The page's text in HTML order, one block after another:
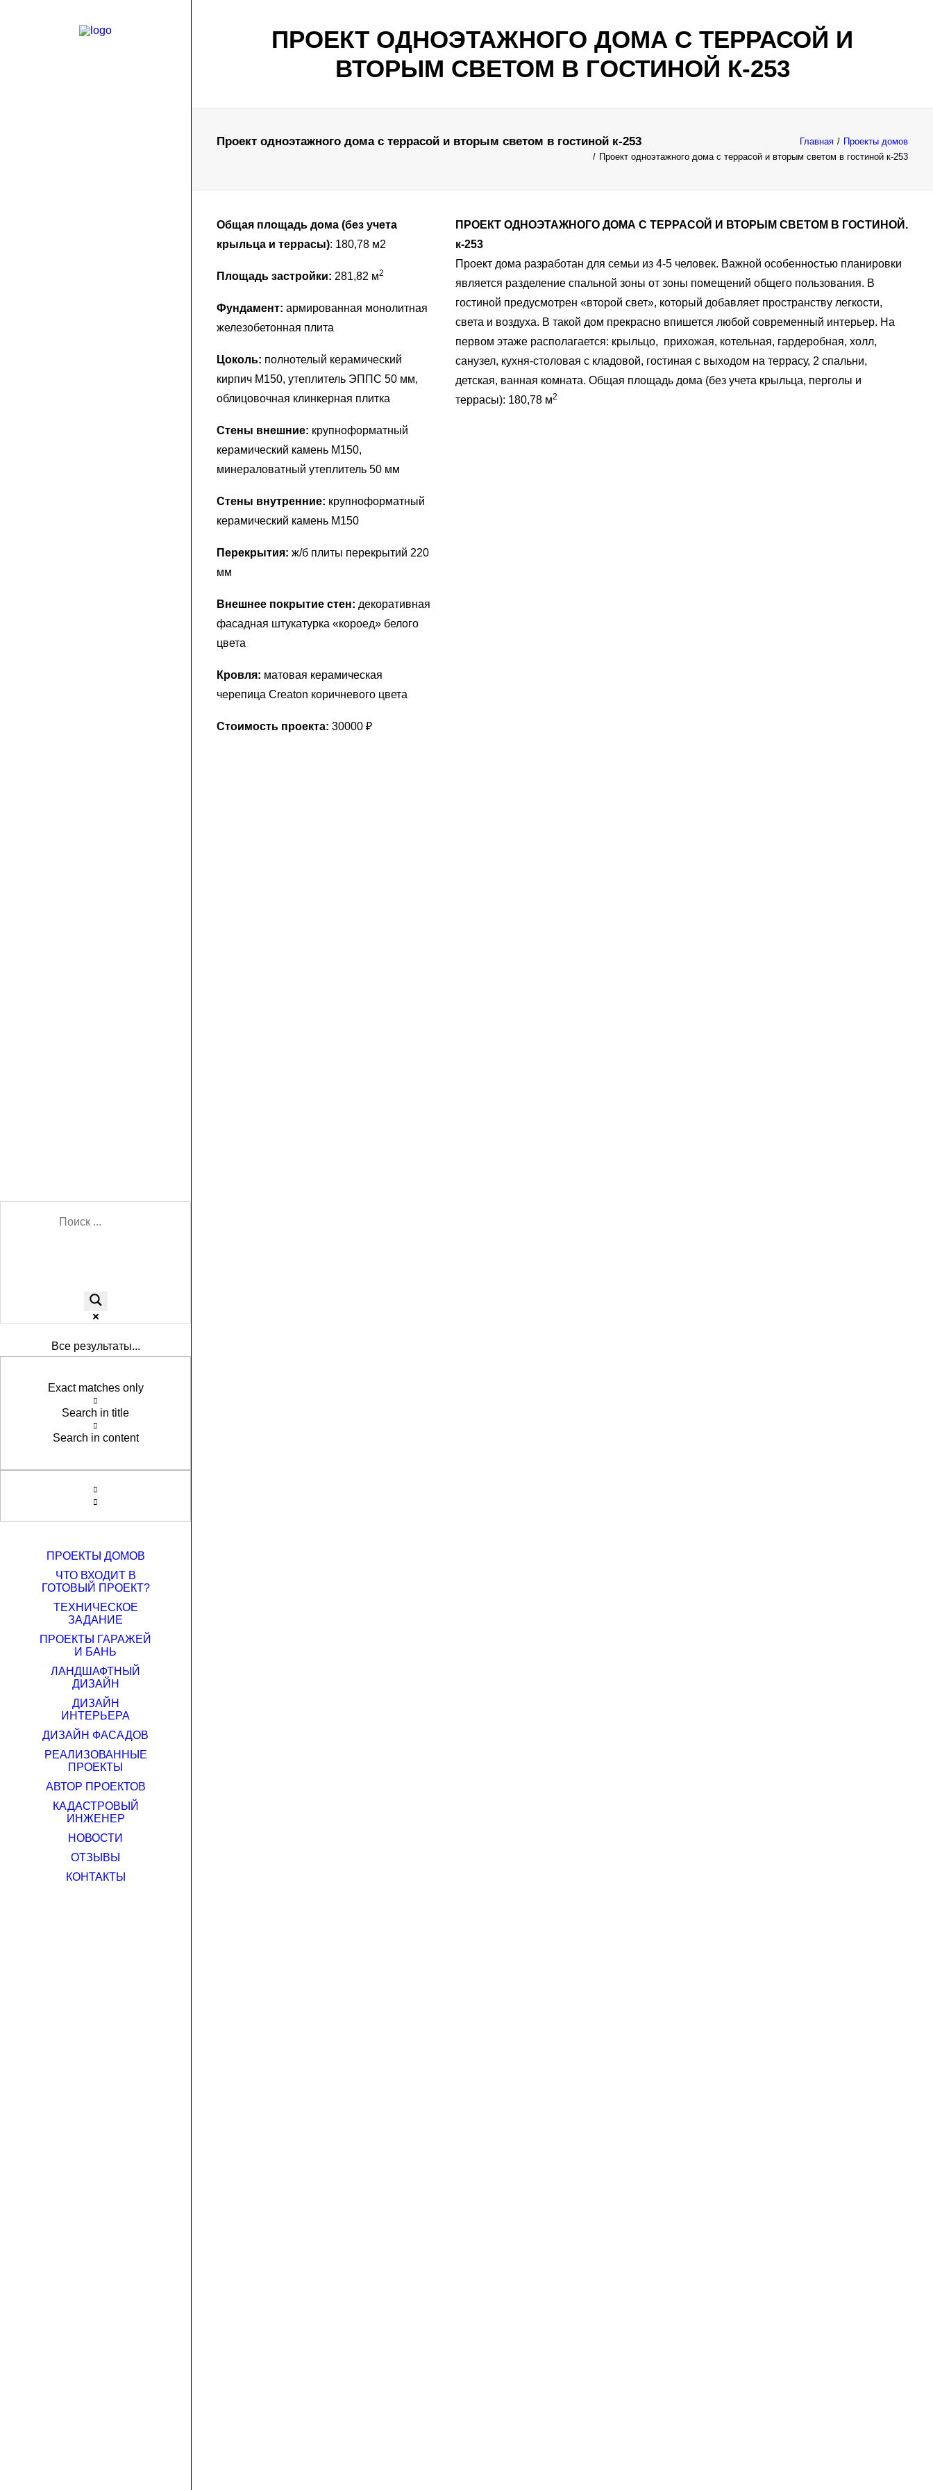
Все результаты...
Exact matches only
Search in title
Search in content
ПРОЕКТЫ ДОМОВ
ЧТО ВХОДИТ В
ГОТОВЫЙ ПРОЕКТ?
ТЕХНИЧЕСКОЕ
ЗАДАНИЕ
ПРОЕКТЫ ГАРАЖЕЙ
И БАНЬ
ЛАНДШАФТНЫЙ
ДИЗАЙН
ДИЗАЙН
ИНТЕРЬЕРА
ДИЗАЙН ФАСАДОВ
РЕАЛИЗОВАННЫЕ
ПРОЕКТЫ
АВТОР ПРОЕКТОВ
КАДАСТРОВЫЙ
ИНЖЕНЕР
НОВОСТИ
ОТЗЫВЫ
КОНТАКТЫ
ПРОЕКТ ОДНОЭТАЖНОГО ДОМА С ТЕРРАСОЙ И
ВТОРЫМ СВЕТОМ В ГОСТИНОЙ К-253
Проект одноэтажного дома с террасой и вторым светом в гостиной к-253 Главная
Проекты домов
Проект одноэтажного дома с террасой и вторым светом в гостиной к-253
Общая площадь дома (без учета
крыльца и террасы): 180,78 м2
Площадь застройки: 281,82 м2
Фундамент: армированная монолитная
железобетонная плита
Цоколь: полнотелый керамический
кирпич М150, утеплитель ЭППС 50 мм,
облицовочная клинкерная плитка
Стены внешние: крупноформатный
керамический камень М150,
минераловатный утеплитель 50 мм
Стены внутренние: крупноформатный
керамический камень М150
Перекрытия: ж/б плиты перекрытий 220
мм
Внешнее покрытие стен: декоративная
фасадная штукатурка «короед» белого
цвета
Кровля: матовая керамическая
черепица Creaton коричневого цвета
Стоимость проекта: 30000 ₽
ПРОЕКТ ОДНОЭТАЖНОГО ДОМА С ТЕРРАСОЙ И ВТОРЫМ СВЕТОМ В ГОСТИНОЙ.
к-253
Проект дома разработан для семьи из 4-5 человек. Важной особенностью планировки
является разделение спальной зоны от зоны помещений общего пользования. В
гостиной предусмотрен «второй свет», который добавляет пространству легкости,
света и воздуха. В такой дом прекрасно впишется любой современный интерьер. На
первом этаже располагается: крыльцо, прихожая, котельная, гардеробная, холл,
санузел, кухня-столовая с кладовой, гостиная с выходом на террасу, 2 спальни,
детская, ванная комната. Общая площадь дома (без учета крыльца, перголы и
террасы): 180,78 м2